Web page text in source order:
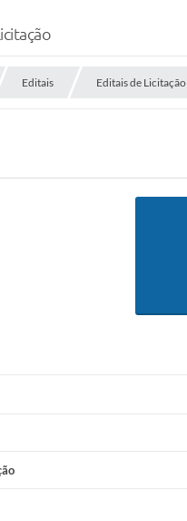
Editais Editais de Licitação